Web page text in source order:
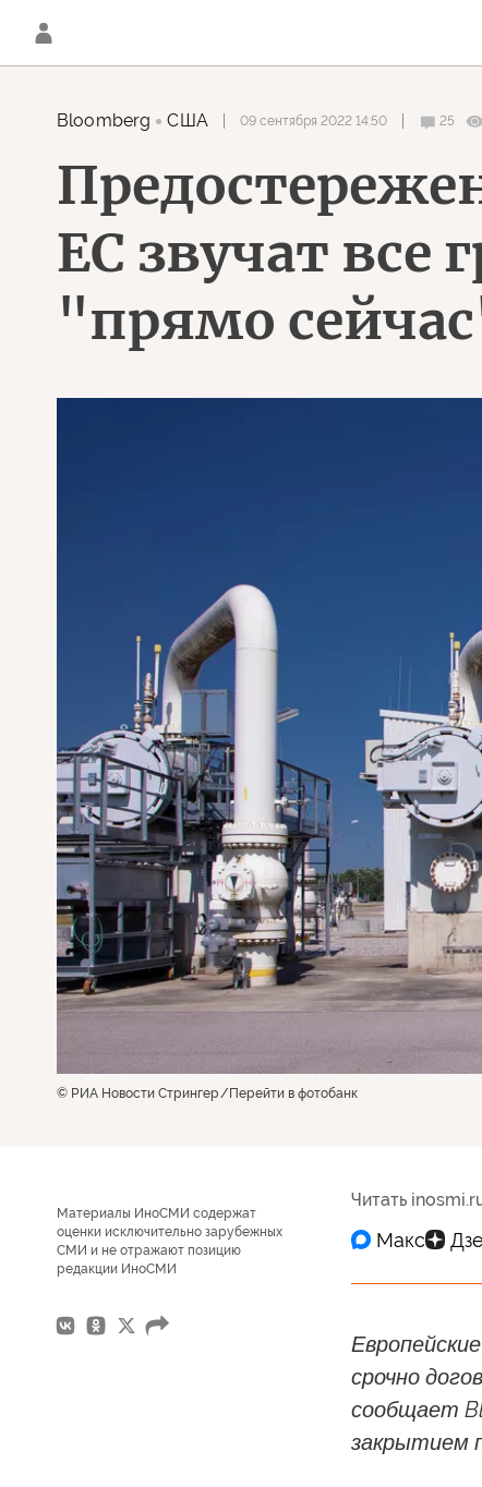
Bloomberg США 09 сентября 2022 14:50 25
ЕС звучат
"прямо
© РИА Новости Стрингер Перейти в фотобанк
Материалы ИноСМИ содержат
оценки исключительно зарубежных
СМИ и не отражают позицию
редакции ИноСМИ
Читать
срочно
сообщает
закрытием